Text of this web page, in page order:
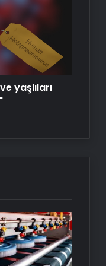
Gözler
Doğru
yaşlıları